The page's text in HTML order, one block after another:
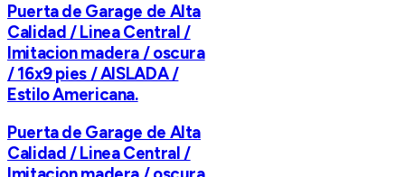
Puerta de Garage de Alta
Calidad / Linea Central /
Imitacion madera / oscura
/ 16x9 pies / AISLADA /
Estilo Americana.
Puerta de Garage de Alta
Calidad / Linea Central /